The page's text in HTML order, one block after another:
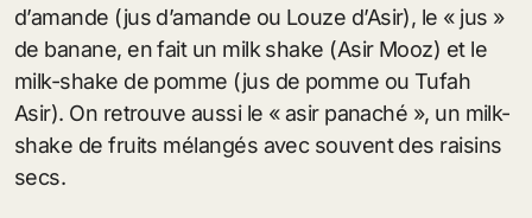
d’amande (jus d’amande ou Louze d’Asir), le « jus »
de banane, en fait un milk shake (Asir Mooz) et le
milk-shake de pomme (jus de pomme ou Tufah
Asir). On retrouve aussi le « asir panaché », un milk-
shake de fruits mélangés avec souvent des raisins
secs.